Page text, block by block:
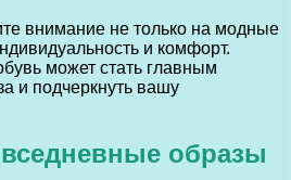
внимание не только на модные
и комфорт.
может стать главным
и подчеркнуть вашу
образы